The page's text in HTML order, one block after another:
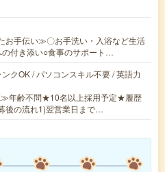
お手伝い≫〇お手洗い・入浴など生活
付き添い○食事のサポート…
クOK / パソコンスキル不要 / 英語力
年齢不問★10名以上採用予定★履歴
後の流れ1)翌営業日まで…